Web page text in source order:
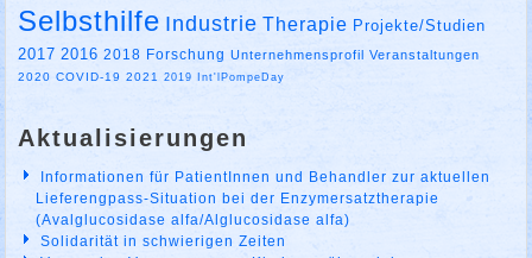
Selbsthilfe Industrie Therapie Projekte/Studien
2017 2016 2018 Forschung Unternehmensprofil Veranstaltungen
2020 COVID-19 2021 2019 Int'lPompeDay
Aktualisierungen
Informationen für PatientInnen und Behandler zur aktuellen
Lieferengpass-Situation bei der Enzymersatztherapie
(Avalglucosidase alfa/Alglucosidase alfa)
Solidarität in schwierigen Zeiten